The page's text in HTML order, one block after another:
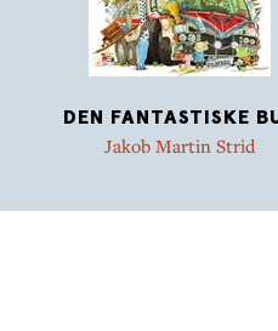
DEN FANTASTISKE
Jakob Martin Strid